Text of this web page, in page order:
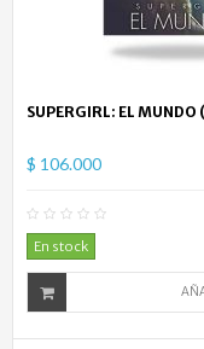
SUPERGIRL: EL MUNDO
$ 106.000
En stock